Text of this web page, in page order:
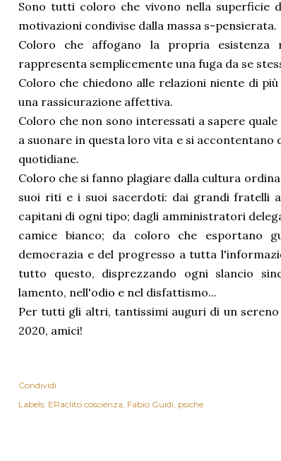
Sono tutti coloro che vivono nella superficie
motivazioni condivise dalla massa s-pensierata.
Coloro che affogano la propria
rappresenta semplicemente una fuga da se
Coloro che chiedono alle relazioni niente di
una rassicurazione affettiva.
Coloro che non sono interessati a sapere
a suonare in questa loro vita e si accontentano
quotidiane.
Coloro che si fanno plagiare dalla cultura
suoi riti e i suoi sacerdoti: dai grandi fratelli
capitani di ogni tipo; dagli amministratori
camice bianco; da coloro che esportano
democrazia e del progresso a tutta
tutto questo, disprezzando ogni slancio
lamento, nell'odio e nel disfattismo...
Per tutti gli altri, tantissimi auguri di un
2020, amici!
Condividi
Labels: ERaclito coscienza Fabio Guidi psiche